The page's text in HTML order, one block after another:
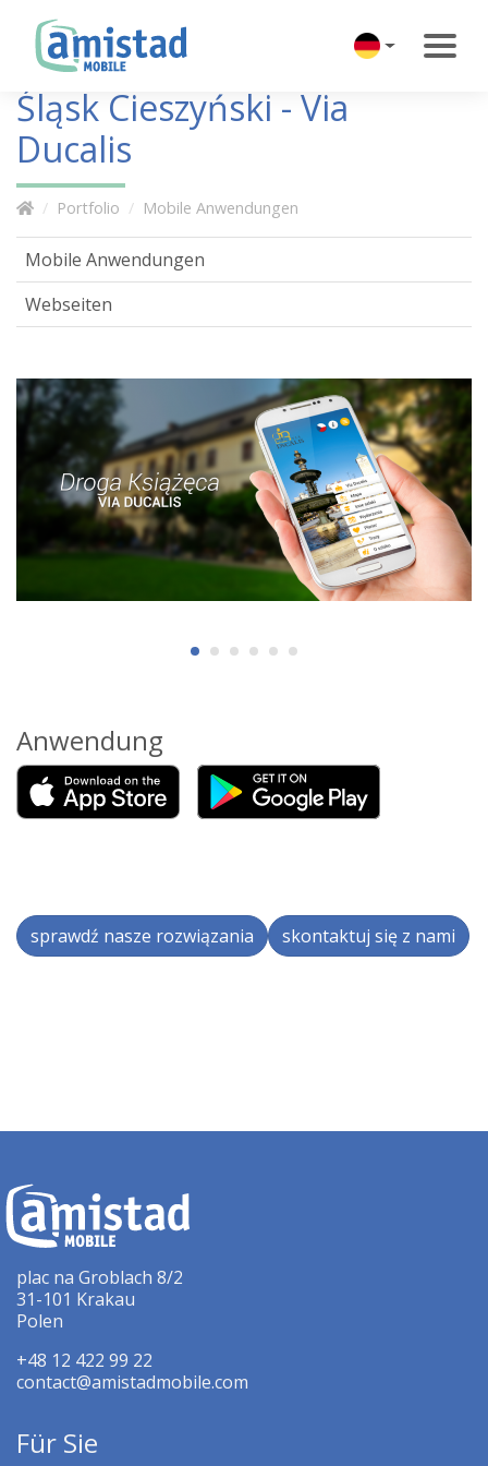
Śląsk Cieszyński - Via
Ducalis
Portfolio Mobile Anwendungen
Anwendung
sprawdź nasze rozwiązania skontaktuj się z nami
Mobile Anwendungen
Webseiten
plac na Groblach 8/2
31-101 Krakau
Polen
+48 12 422 99 22
contact@amistadmobile.com
Für Sie